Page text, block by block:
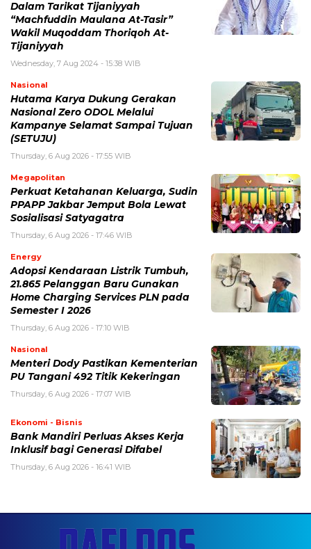
Dalam Tarikat Tijaniyyah
“Machfuddin Maulana At-Tasir”
Wakil Muqoddam Thoriqoh At-
Tijaniyyah
Wednesday, 7 Aug 2024 - 15:38 WIB
Nasional
Hutama Karya Dukung Gerakan
Nasional Zero ODOL Melalui
Kampanye Selamat Sampai Tujuan
(SETUJU)
Thursday, 6 Aug 2026 - 17:55 WIB
Megapolitan
Perkuat Ketahanan Keluarga, Sudin
PPAPP Jakbar Jemput Bola Lewat
Sosialisasi Satyagatra
Thursday, 6 Aug 2026 - 17:46 WIB
Energy
Adopsi Kendaraan Listrik Tumbuh,
21.865 Pelanggan Baru Gunakan
Home Charging Services PLN pada
Semester I 2026
Thursday, 6 Aug 2026 - 17:10 WIB
Nasional
Menteri Dody Pastikan Kementerian
PU Tangani 492 Titik Kekeringan
Thursday, 6 Aug 2026 - 17:07 WIB
Ekonomi - Bisnis
Bank Mandiri Perluas Akses Kerja
Inklusif bagi Generasi Difabel
Thursday, 6 Aug 2026 - 16:41 WIB